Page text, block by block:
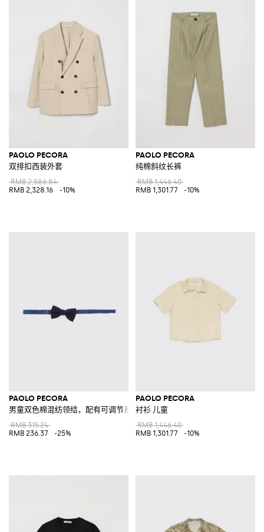
PAOLO PECORA
双排扣西装外套
RMB 2,586.84
RMB 2,328.16
-10%
PAOLO PECORA
纯棉斜纹长裤
RMB 1,446.40
RMB 1,301.77
-10%
PAOLO PECORA
男童双色棉混纺领结，配有可调节系带
RMB 315.24
RMB 236.37
-25%
PAOLO PECORA
衬衫 儿童
RMB 1,446.40
RMB 1,301.77
-10%